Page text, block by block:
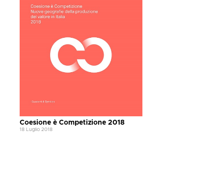
Coesione è Competizione 2018
18 Luglio 2018